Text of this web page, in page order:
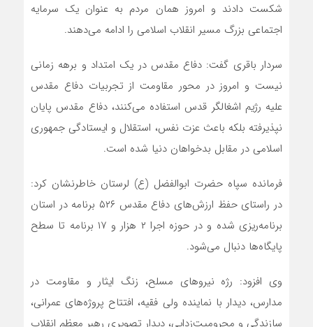
شکست دادند و امروز همان مردم به عنوان یک سرمایه
اجتماعی بزرگ مسیر انقلاب اسلامی را ادامه می‌دهند.
سردار باقری گفت: دفاع مقدس در یک امتداد و برهه زمانی
نیست و امروز در محور مقاومت از تجربیات دفاع مقدس
علیه رژیم اشغالگر قدس استفاده می‌کنند، دفاع مقدس پایان
نپذیرفته بلکه باعث عزت نفس، استقلال و ایستادگی جمهوری
اسلامی در مقابل بدخواهان دنیا شده است.
فرمانده سپاه حضرت ابوالفضل (ع) لرستان خاطرنشان کرد:
در راستای حفظ ارزش‌های دفاع مقدس ۵۲۶ برنامه در استان
برنامه‌ریزی شده و در حوزه اجرا ۲ هزار و ۱۷ برنامه تا سطح
پایگاه‌ها دنبال می‌شود.
وی افزود: رژه نیروهای مسلح، زنگ ایثار و مقاومت در
مدارس، دیدار با نماینده ولی فقیه، افتتاح پروژه‌های عمرانی،
سازندگی و محرومیت‌زدایی، دیدار تصویری رهبر معظم انقلاب